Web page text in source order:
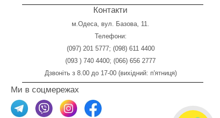
Контакти
м.Одеса, вул. Базова, 11.
Телефони:
(097) 201 5777; (098) 611 4400
(093 ) 740 4400; (066) 656 2777
Дзвоніть з 8.00 до 17-00 (вихідний: п'ятниця)
Ми в соцмережах